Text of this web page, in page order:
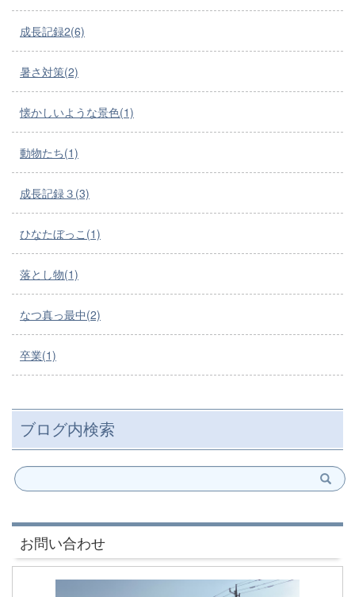
成長記録2(6)
暑さ対策(2)
懐かしいような景色(1)
動物たち(1)
成長記録３(3)
ひなたぼっこ(1)
落とし物(1)
なつ真っ最中(2)
卒業(1)
ブログ内検索
お問い合わせ